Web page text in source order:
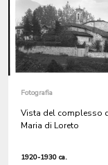
Fotografia
Vista del complesso
Maria di Loreto
1920-1930 ca.